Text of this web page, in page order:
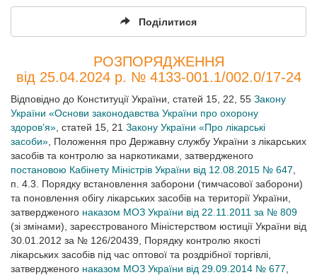
Поділитися
РОЗПОРЯДЖЕННЯ
від 25.04.2024 р. № 4133-001.1/002.0/17-24
Відповідно до Конституції України, статей 15, 22, 55 Закону
України «Основи законодавства України про охорону
здоров’я» , статей 15, 21 Закону України «Про лікарські
засоби» , Положення про Державну службу України з лікарських
засобів та контролю за наркотиками, затвердженого
постановою Кабінету Міністрів України від 12.08.2015 № 647
п. 4.3. Порядку встановлення заборони (тимчасової заборони)
та поновлення обігу лікарських засобів на території України,
затвердженого наказом МОЗ України від 22.11.2011 за № 809
(зі змінами), зареєстрованого Міністерством юстиції України від
30.01.2012 за № 126/20439, Порядку контролю якості
лікарських засобів під час оптової та роздрібної торгівлі,
затвердженого наказом МОЗ України від 29.09.2014 № 677